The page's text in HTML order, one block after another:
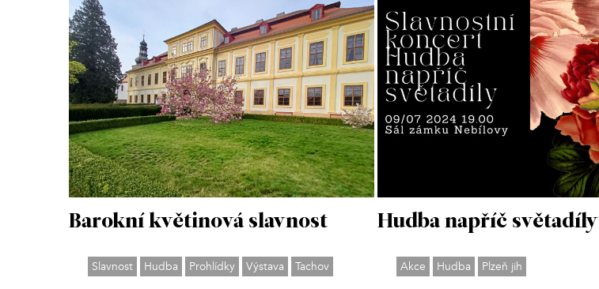
Barokní květinová slavnost
Slavnost Hudba Prohlídky Výstava Tachov
Hudba napříč světadíly
Akce Hudba Plzeň jih